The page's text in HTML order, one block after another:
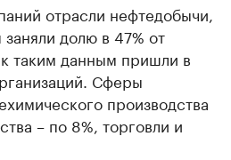
отрасли нефтедобычи,
долю в 47% от
таким данным пришли в
Сферы
производства
– по 8%, торговли и